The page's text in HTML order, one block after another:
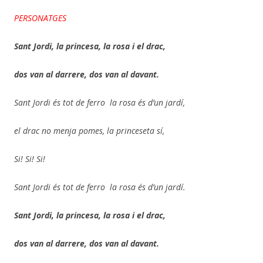
PERSONATGES
Sant Jordi, la princesa, la rosa i el drac,
dos van al darrere, dos van al davant.
Sant Jordi és tot de ferro la rosa és d’un jardí,
el drac no menja pomes, la princeseta sí,
Si! Si! Si!
Sant Jordi és tot de ferro la rosa és d’un jardí.
Sant Jordi, la princesa, la rosa i el drac,
dos van al darrere, dos van al davant.